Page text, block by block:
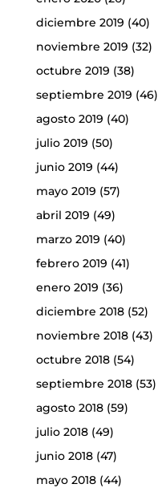
diciembre 2019 (40)
noviembre 2019 (32)
octubre 2019 (38)
septiembre 2019 (46)
agosto 2019 (40)
julio 2019 (50)
junio 2019 (44)
mayo 2019 (57)
abril 2019 (49)
marzo 2019 (40)
febrero 2019 (41)
enero 2019 (36)
diciembre 2018(52)
noviembre 2018(43)
octubre 2018(54)
septiembre 2018(53)
agosto 2018(59)
julio 2018(49)
junio 2018(47)
mayo 2018(44)